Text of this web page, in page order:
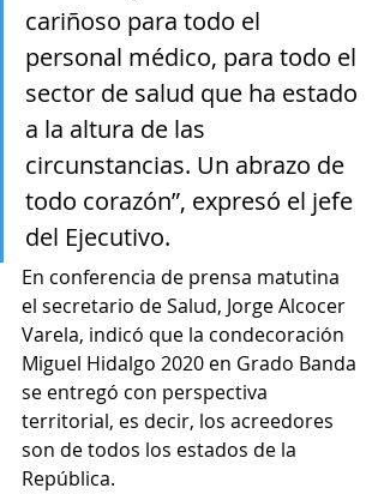
cariñoso para todo el
personal médico, para todo el
sector de salud que ha estado
a la altura de las
circunstancias. Un abrazo de
todo corazón”, expresó el jefe
del Ejecutivo.
En conferencia de prensa matutina
el secretario de Salud, Jorge Alcocer
Varela, indicó que la condecoración
Miguel Hidalgo 2020 en Grado Banda
se entregó con perspectiva
territorial, es decir, los acreedores
son de todos los estados de la
República.